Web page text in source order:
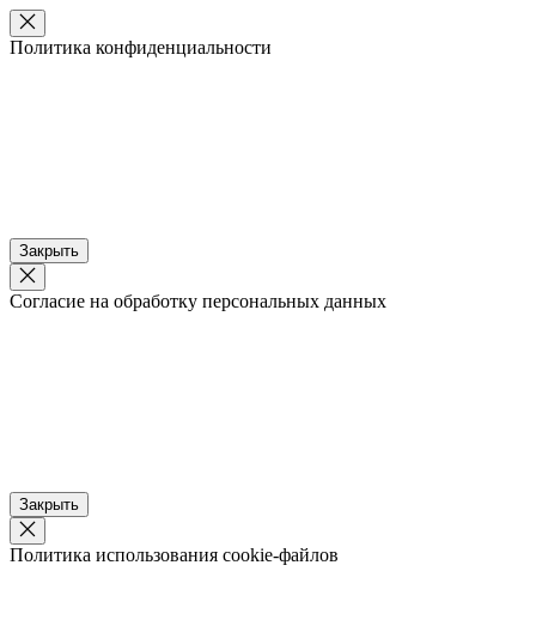
Политика конфиденциальности
Закрыть
Согласие на обработку персональных данных
Закрыть
Политика использования cookie-файлов